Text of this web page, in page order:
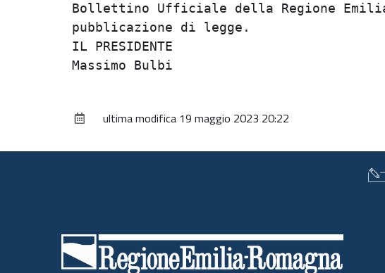
Bollettino Ufficiale della
IL
ultima modifica 19 maggio 2023 20:22